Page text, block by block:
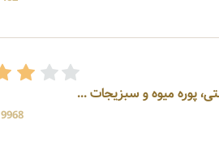
پوره میوه و سبزیجات ...
19968